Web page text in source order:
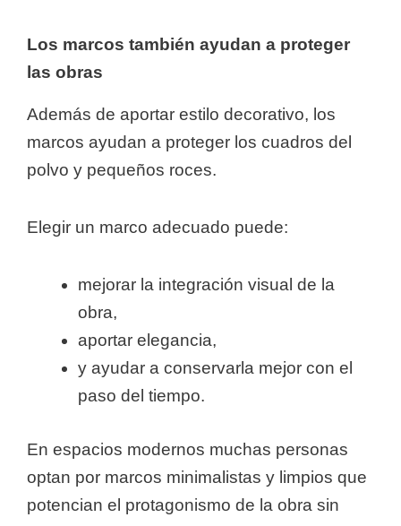
Los marcos también ayudan a proteger
las obras
Además de aportar estilo decorativo, los
marcos ayudan a proteger los cuadros del
polvo y pequeños roces.
Elegir un marco adecuado puede:
mejorar la integración visual de la
obra,
aportar elegancia,
y ayudar a conservarla mejor con el
paso del tiempo.
En espacios modernos muchas personas
optan por marcos minimalistas y limpios que
potencian el protagonismo de la obra sin